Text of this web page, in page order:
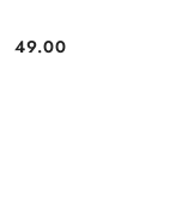
Cena:
49.00